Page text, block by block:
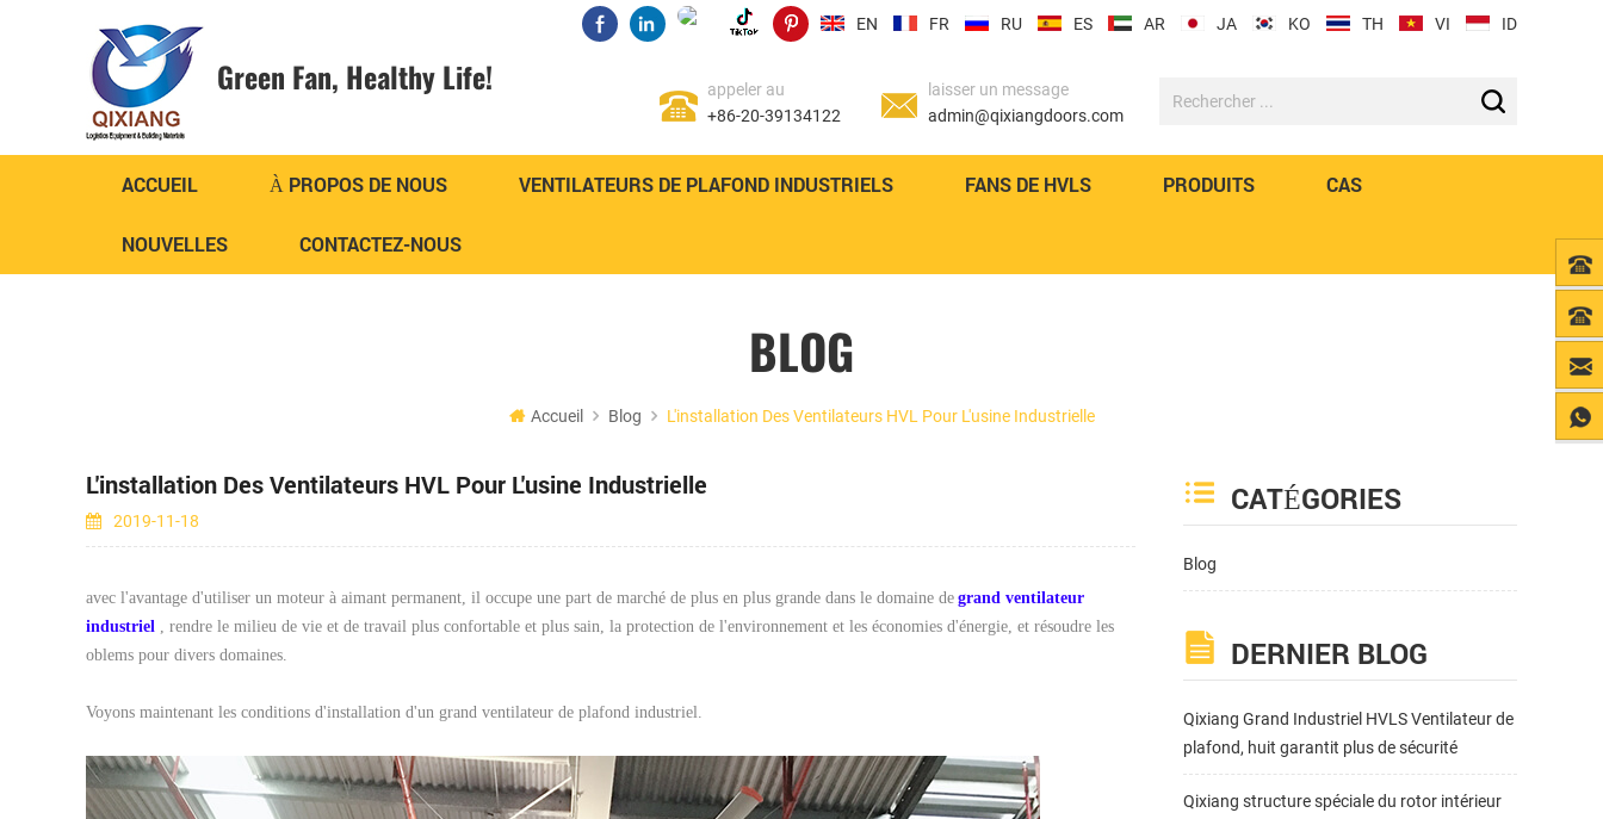
EN FR RU ES AR JA KO TH VI ID
Green Fan, Healthy Life!
appeler au
+86-20-39134122
laisser un message
admin@qixiangdoors.com
ACCUEIL À PROPOS DE NOUS VENTILATEURS DE PLAFOND INDUSTRIELS FANS DE HVLS PRODUITS CAS
NOUVELLES CONTACTEZ-NOUS
BLOG
Accueil Blog L'installation Des Ventilateurs HVL Pour L'usine Industrielle
CATÉGORIES
Blog
DERNIER BLOG
Qixiang Grand Industriel HVLS Ventilateur de
plafond, huit garantit plus de sécurité
Qixiang structure spéciale du rotor intérieur
L'installation Des Ventilateurs HVL Pour L'usine Industrielle
2019-11-18
avec l'avantage d'utiliser un moteur à aimant permanent, il occupe une part de marché de plus en plus grande dans le domaine de grand ventilateur
industriel , rendre le milieu de vie et de travail plus confortable et plus sain, la protection de l'environnement et les économies d'énergie, et résoudre les
oblems pour divers domaines.
Voyons maintenant les conditions d'installation d'un grand ventilateur de plafond industriel.